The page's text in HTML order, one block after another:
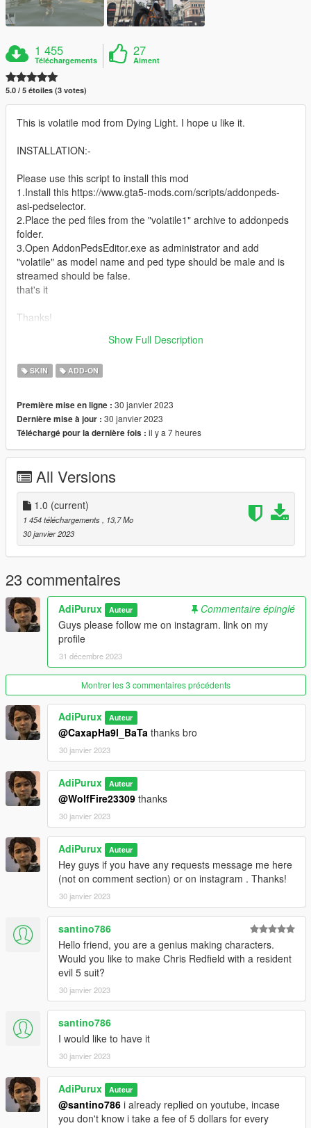
1 455
Téléchargements
27
Aiment
5.0 / 5 étoiles (3 votes)
This is volatile mod from Dying Light. I hope u like it.
INSTALLATION:-
Please use this script to install this mod
1.Install this https://www.gta5-mods.com/scripts/addonpeds-
asi-pedselector.
2.Place the ped files from the "volatile1" archive to addonpeds
folder.
3.Open AddonPedsEditor.exe as administrator and add
"volatile" as model name and ped type should be male and is
streamed should be false.
that's it
Thanks!
models/volatile-b93217da10ac433bbc927d7188163fa2
Show Full Description
SKIN ADD-ON
Première mise en ligne : 30 janvier 2023
Dernière mise à jour : 30 janvier 2023
Téléchargé pour la dernière fois : il y a 7 heures
All Versions
1.0 (current)
1 454 téléchargements
, 13,7 Mo
30 janvier 2023
23 commentaires
AdiPurux Auteur
Commentaire épinglé
Guys please follow me on instagram. link on my
profile
31 décembre 2023
Montrer les 3 commentaires précédents
AdiPurux Auteur
@CaxapHa9l_BaTa thanks bro
30 janvier 2023
AdiPurux Auteur
@WolfFire23309 thanks
30 janvier 2023
AdiPurux Auteur
Hey guys if you have any requests message me here
(not on comment section) or on instagram . Thanks!
30 janvier 2023
santino786
Hello friend, you are a genius making characters.
Would you like to make Chris Redfield with a resident
evil 5 suit?
30 janvier 2023
santino786
I would like to have it
30 janvier 2023
AdiPurux Auteur
@santino786 i already replied on youtube, incase
you don't know i take a fee of 5 dollars for every